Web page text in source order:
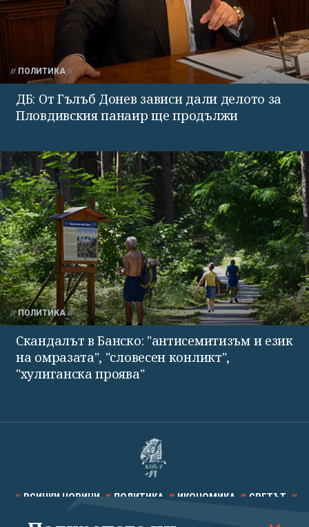
ПОЛИТИКА
ДБ: От Гълъб Донев зависи дали делото за
Пловдивския панаир ще продължи
ПОЛИТИКА
Скандалът в Банско: "антисемитизъм и език
на омразата", "словесен конликт",
"хулиганска проява"
ВСИЧКИ НОВИНИ ПОЛИТИКА ИКОНОМИКА СВЕТЪТ
СПОРТ КУЛТУРА ТЕХНОЛОГИИ КАЛЕЙДОСКОП